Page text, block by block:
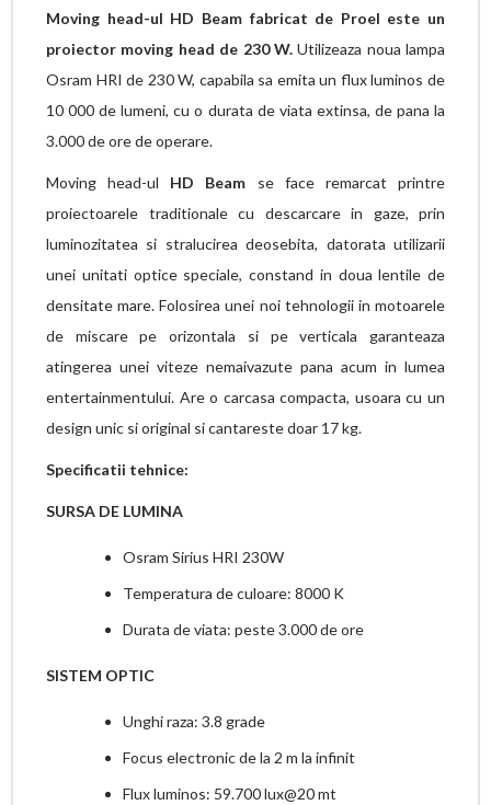
Moving head-ul HD Beam fabricat de Proel este un
proiector moving head de 230 W.Utilizeaza noua lampa
Osram HRI de 230 W, capabila sa emita un flux luminos de
10 000 de lumeni, cu o durata de viata extinsa, de pana la
3.000 de ore de operare.
Moving head-ul HD Beam se face remarcat printre
proiectoarele traditionale cu descarcare in gaze, prin
luminozitatea si stralucirea deosebita, datorata utilizarii
unei unitati optice speciale, constand in doua lentile de
densitate mare. Folosirea unei noi tehnologii in motoarele
de miscare pe orizontala si pe verticala garanteaza
atingerea unei viteze nemaivazute pana acum in lumea
entertainmentului. Are o carcasa compacta, usoara cu un
design unic si original si cantareste doar 17 kg.
Specificatii tehnice:
SURSA DE LUMINA
Osram Sirius HRI 230W
Temperatura de culoare: 8000 K
Durata de viata: peste 3.000 de ore
SISTEM OPTIC
Unghi raza: 3.8 grade
Focus electronic de la 2 m la infinit
Flux luminos: 59.700 lux@20 mt